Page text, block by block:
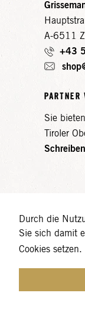
Durch die
Sie sich damit
Cookies setzen.
A-6511
+43
PARTNER
Sie
Tiroler